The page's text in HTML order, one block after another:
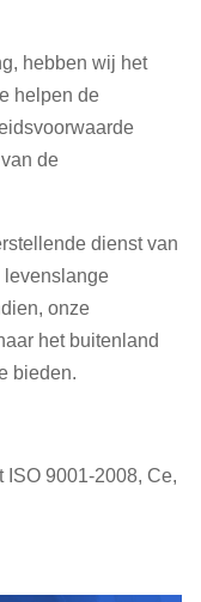
hebben wij het
helpen de
de
dienst van
levenslange
onze
het buitenland
bieden.
ISO 9001-2008, Ce,